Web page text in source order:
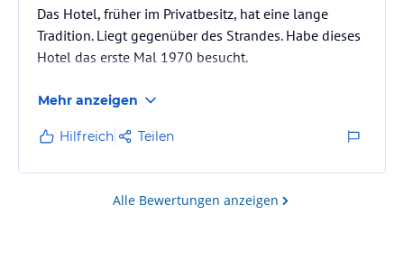
Das Hotel, früher im Privatbesitz, hat eine lange
Tradition. Liegt gegenüber des Strandes. Habe dieses
Hotel das erste Mal 1970 besucht.
Mehr anzeigen
Hilfreich Teilen
Alle Bewertungen anzeigen